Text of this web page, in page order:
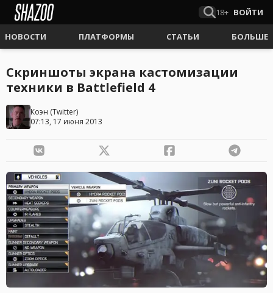
18+ ВОЙТИ
НОВОСТИ ПЛАТФОРМЫ СТАТЬИ БОЛЬШЕ
Скриншоты экрана кастомизации
техники в Battlefield 4
Коэн (Twitter)
07:13, 17 июня 2013